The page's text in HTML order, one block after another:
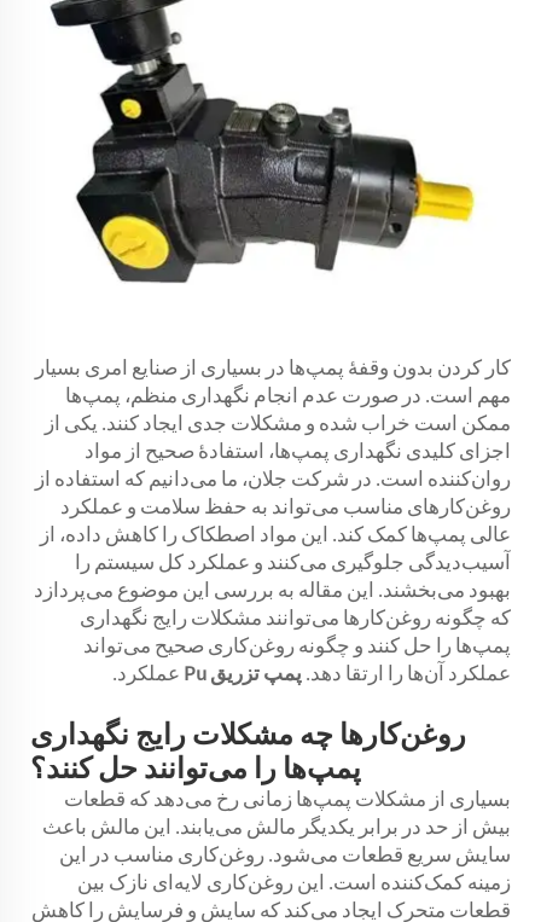
کار کردن بدون وقفهٔ پمپ‌ها در بسیاری از صنایع امری بسیار
مهم است. در صورت عدم انجام نگهداری منظم، پمپ‌ها
ممکن است خراب شده و مشکلات جدی ایجاد کنند. یکی از
اجزای کلیدی نگهداری پمپ‌ها، استفادهٔ صحیح از مواد
روان‌کننده است. در شرکت جلان، ما می‌دانیم که استفاده از
روغن‌کارهای مناسب می‌تواند به حفظ سلامت و عملکرد
عالی پمپ‌ها کمک کند. این مواد اصطکاک را کاهش داده، از
آسیب‌دیدگی جلوگیری می‌کنند و عملکرد کل سیستم را
بهبود می‌بخشند. این مقاله به بررسی این موضوع می‌پردازد
که چگونه روغن‌کارها می‌توانند مشکلات رایج نگهداری
پمپ‌ها را حل کنند و چگونه روغن‌کاری صحیح می‌تواند
عملکرد آن‌ها را ارتقا دهد. پمپ تزریق Pu عملکرد.
روغن‌کارها چه مشکلات رایج نگهداری
پمپ‌ها را می‌توانند حل کنند؟
بسیاری از مشکلات پمپ‌ها زمانی رخ می‌دهد که قطعات
بیش از حد در برابر یکدیگر مالش می‌یابند. این مالش باعث
سایش سریع قطعات می‌شود. روغن‌کاری مناسب در این
زمینه کمک‌کننده است. این روغن‌کاری لایه‌ای نازک بین
قطعات متحرک ایجاد می‌کند که سایش و فرسایش را کاهش